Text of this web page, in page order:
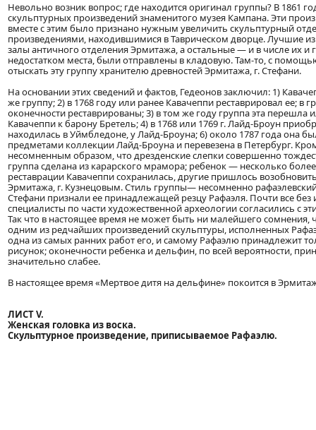
Невольно возник вопрос; где находится оригинал группы? В 1861
скульптурных произведений знаменитого музея Кампана. Эти
вместе с этим было признано нужным увеличить скульптурный
произведениями, находившимися в Таврическом дворце. Лучшие
залы античного отделения Эрмитажа, а остальные — и в числе их
недостатком места, были отправлены в кладовую. Там-то, с
отыскать эту группу хранителю древностей Эрмитажа, г. Стефани.
На основании этих сведений и фактов, Гедеонов заключил: 1)
же группу; 2) в 1768 году или ранее Кавачеппи реставрировал ее; в
оконечности реставрированы; 3) в том же году группа эта перешла
Кавачеппи к барону Бретель; 4) в 1768 или 1769 г. Лайд-Броун
находилась в Уймбледоне, у Лайд-Броуна; 6) около 1787 года она
предметами коллекции Лайд-Броуна и перевезена в Петербург.
несомненным образом, что дрезденские слепки совершенно
группа сделана из карарского мрамора; ребенок — несколько
реставрации Кавачеппи сохранилась, другие пришлось
Эрмитажа, г. Кузнецовым. Стиль группы— несомненно
Стефани признали ее принадлежащей резцу Рафаэля. Почти все
специалисты по части художественной археологии согласились с
Так что в настоящее время не может быть ни малейшего сомнения,
одним из редчайших произведений скульптуры, исполненных
одна из самых ранних работ его, и самому Рафаэлю принадлежит
рисунок; оконечности ребенка и дельфин, по всей вероятности,
значительно слабее.
В настоящее время «Мертвое дитя на дельфине» покоится в
ЛИСТ V.
Женская головка из воска.
Скульптурное произведение, приписываемое Рафаэлю.